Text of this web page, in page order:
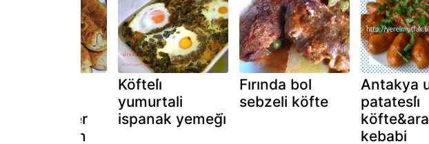
i̇ster
pi̇şi̇ri̇n
Köfteli̇
yumurtali
ispanak yemeği̇
Fırında bol
sebzeli köfte
Antakya
patatesli̇
kebabi